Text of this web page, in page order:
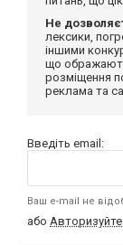
Не
лексики,
іншими
що ображають
розміщення
реклама та
Введіть email:
Ваш e-mail не
або